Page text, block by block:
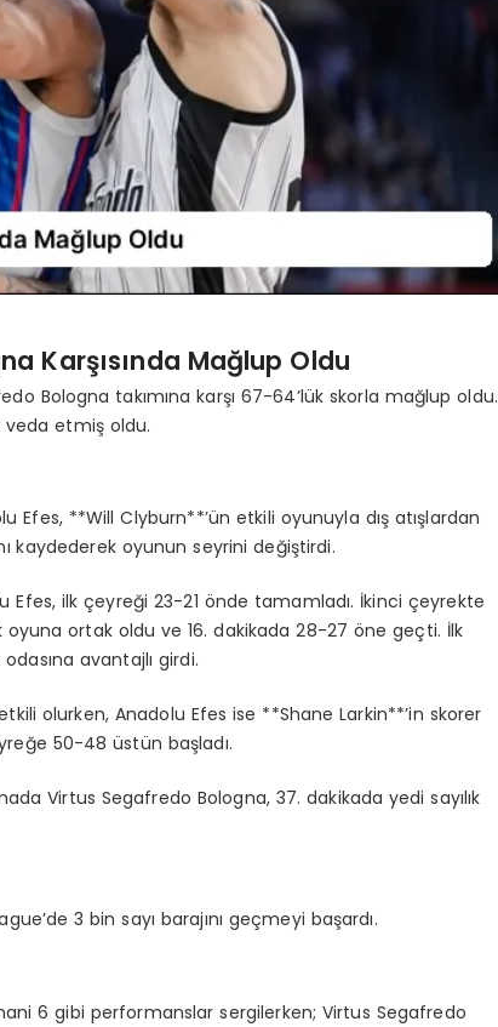
Karşısında Mağlup Oldu
Bologna takımına karşı 67-64’lük skorla mağlup oldu.
veda etmiş oldu.
Efes, **Will Clyburn**’ün etkili oyunuyla dış atışlardan
kaydederek oyunun seyrini değiştirdi.
Efes, ilk çeyreği 23-21 önde tamamladı. İkinci çeyrekte
oyuna ortak oldu ve 16. dakikada 28-27 öne geçti. İlk
avantajlı girdi.
olurken, Anadolu Efes ise **Shane Larkin**’in skorer
50-48 üstün başladı.
Virtus Segafredo Bologna, 37. dakikada yedi sayılık
3 bin sayı barajını geçmeyi başardı.
6 gibi performanslar sergilerken; Virtus Segafredo